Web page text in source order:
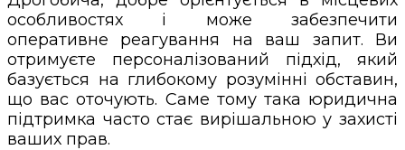
особливостях і може забезпечити
оперативне реагування на ваш запит. Ви
отримуєте персоналізований підхід, який
базується на глибокому розумінні обставин,
що вас оточують. Саме тому така юридична
підтримка часто стає вирішальною у захисті
ваших прав.